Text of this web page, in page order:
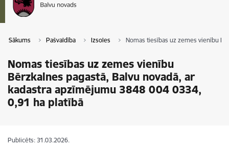
Sākums Pašvaldība Izsoles Nomas tiesības uz zemes vienību
Nomas tiesības uz zemes vienību
Bērzkalnes pagastā, Balvu novadā, ar
kadastra apzīmējumu 3848 004 0334,
0,91 ha platībā
Publicēts: 31.03.2026.